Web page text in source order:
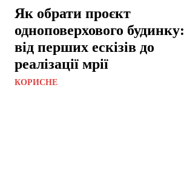
Як обрати проєкт
одноповерхового будинку:
від перших ескізів до
реалізації мрії
КОРИСНЕ